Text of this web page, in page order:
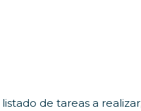
de tareas a